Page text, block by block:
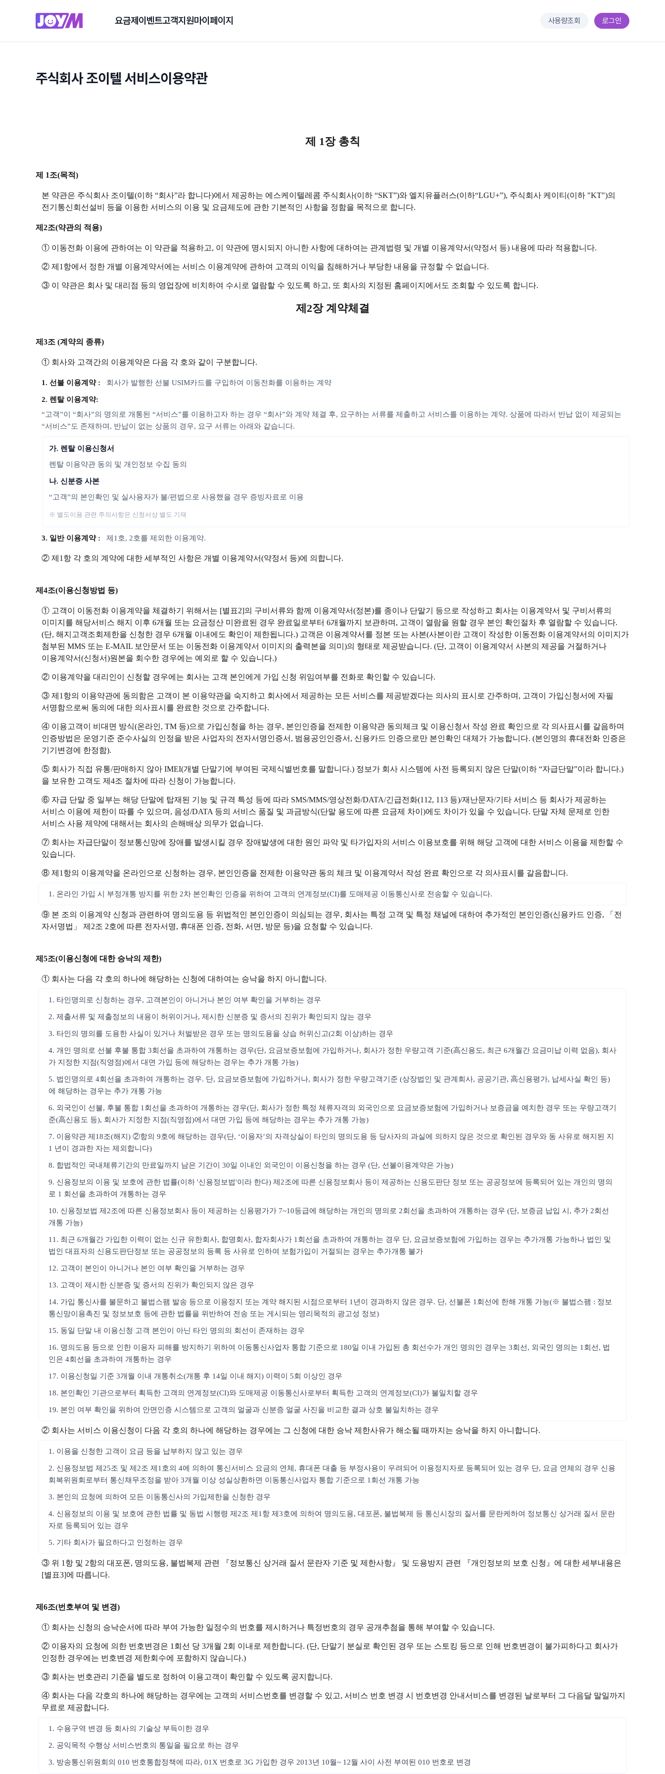
요금제 이벤트고객지원마이페이지 사용량조회 로그인
주식회사 조이텔 서비스이용약관
제 1장 총칙
제 1조(목적)
본 약관은 주식회사 조이텔(이하 “회사”라 합니다)에서 제공하는 에스케이텔레콤 주식회사(이하 “SKT”)와 엘지유플러스(이하“LGU+”), 주식회사 케이티(이하 "KT")의
전기통신회선설비 등을 이용한 서비스의 이용 및 요금제도에 관한 기본적인 사항을 정함을 목적으로 합니다.
제2조(약관의 적용)
① 이동전화 이용에 관하여는 이 약관을 적용하고, 이 약관에 명시되지 아니한 사항에 대하여는 관계법령 및 개별 이용계약서(약정서 등) 내용에 따라 적용합니다.
② 제1항에서 정한 개별 이용계약서에는 서비스 이용계약에 관하여 고객의 이익을 침해하거나 부당한 내용을 규정할 수 없습니다.
③ 이 약관은 회사 및 대리점 등의 영업장에 비치하여 수시로 열람할 수 있도록 하고, 또 회사의 지정된 홈페이지에서도 조회할 수 있도록 합니다.
제2장 계약체결
제3조 (계약의 종류)
① 회사와 고객간의 이용계약은 다음 각 호와 같이 구분합니다.
1. 선불 이용계약 : 회사가 발행한 선불 USIM카드를 구입하여 이동전화를 이용하는 계약
2. 렌탈 이용계약:
“고객”이 “회사”의 명의로 개통된 “서비스”를 이용하고자 하는 경우 “회사”와 계약 체결 후, 요구하는 서류를 제출하고 서비스를 이용하는 계약. 상품에 따라서 반납 없이 제공되는
“서비스”도 존재하며, 반납이 없는 상품의 경우, 요구 서류는 아래와 같습니다.
가. 렌탈 이용신청서
렌탈 이용약관 동의 및 개인정보 수집 동의
나. 신분증 사본
“고객”의 본인확인 및 실사용자가 불/편법으로 사용했을 경우 증빙자료로 이용
※ 별도이용 관련 주의사항은 신청서상 별도 기재
3. 일반 이용계약 : 제1호, 2호를 제외한 이용계약.
② 제1항 각 호의 계약에 대한 세부적인 사항은 개별 이용계약서(약정서 등)에 의합니다.
제4조(이용신청방법 등)
① 고객이 이동전화 이용계약을 체결하기 위해서는 [별표2]의 구비서류와 함께 이용계약서(정본)를 종이나 단말기 등으로 작성하고 회사는 이용계약서 및 구비서류의
이미지를 해당서비스 해지 이후 6개월 또는 요금정산 미완료된 경우 완료일로부터 6개월까지 보관하며, 고객이 열람을 원할 경우 본인 확인절차 후 열람할 수 있습니다.
(단, 해지고객조회제한을 신청한 경우 6개월 이내에도 확인이 제한됩니다.) 고객은 이용계약서를 정본 또는 사본(사본이란 고객이 작성한 이동전화 이용계약서의 이미지가
첨부된 MMS 또는 E-MAIL 보안문서 또는 이동전화 이용계약서 이미지의 출력본을 의미)의 형태로 제공받습니다. (단, 고객이 이용계약서 사본의 제공을 거절하거나
이용계약서(신청서)원본을 회수한 경우에는 예외로 할 수 있습니다.)
② 이용계약을 대리인이 신청할 경우에는 회사는 고객 본인에게 가입 신청 위임여부를 전화로 확인할 수 있습니다.
③ 제1항의 이용약관에 동의함은 고객이 본 이용약관을 숙지하고 회사에서 제공하는 모든 서비스를 제공받겠다는 의사의 표시로 간주하며, 고객이 가입신청서에 자필
서명함으로써 동의에 대한 의사표시를 완료한 것으로 간주합니다.
④ 이용고객이 비대면 방식(온라인, TM 등)으로 가입신청을 하는 경우, 본인인증을 전제한 이용약관 동의체크 및 이용신청서 작성 완료 확인으로 각 의사표시를 갈음하며
인증방법은 운영기준 준수사실의 인정을 받은 사업자의 전자서명인증서, 범용공인인증서, 신용카드 인증으로만 본인확인 대체가 가능합니다. (본인명의 휴대전화 인증은
기기변경에 한정함).
⑤ 회사가 직접 유통/판매하지 않아 IMEI(개별 단말기에 부여된 국제식별번호를 말합니다.) 정보가 회사 시스템에 사전 등록되지 않은 단말(이하 “자급단말”이라 합니다.)
을 보유한 고객도 제4조 절차에 따라 신청이 가능합니다.
⑥ 자급 단말 중 일부는 해당 단말에 탑재된 기능 및 규격 특성 등에 따라 SMS/MMS/영상전화/DATA/긴급전화(112, 113 등)/재난문자/기타 서비스 등 회사가 제공하는
서비스 이용에 제한이 따를 수 있으며, 음성/DATA 등의 서비스 품질 및 과금방식(단말 용도에 따른 요금제 차이)에도 차이가 있을 수 있습니다. 단말 자체 문제로 인한
서비스 사용 제약에 대해서는 회사의 손해배상 의무가 없습니다.
⑦ 회사는 자급단말이 정보통신망에 장애를 발생시킬 경우 장애발생에 대한 원인 파악 및 타가입자의 서비스 이용보호를 위해 해당 고객에 대한 서비스 이용을 제한할 수
있습니다.
⑧ 제1항의 이용계약을 온라인으로 신청하는 경우, 본인인증을 전제한 이용약관 동의 체크 및 이용계약서 작성 완료 확인으로 각 의사표시를 갈음합니다.
1. 온라인 가입 시 부정개통 방지를 위한 2차 본인확인 인증을 위하여 고객의 연계정보(CI)를 도매제공 이동통신사로 전송할 수 있습니다.
⑨ 본 조의 이용계약 신청과 관련하여 명의도용 등 위법적인 본인인증이 의심되는 경우, 회사는 특정 고객 및 특정 채널에 대하여 추가적인 본인인증(신용카드 인증, 「전
자서명법」 제2조 2호에 따른 전자서명, 휴대폰 인증, 전화, 서면, 방문 등)을 요청할 수 있습니다.
제5조(이용신청에 대한 승낙의 제한)
① 회사는 다음 각 호의 하나에 해당하는 신청에 대하여는 승낙을 하지 아니합니다.
1. 타인명의로 신청하는 경우, 고객본인이 아니거나 본인 여부 확인을 거부하는 경우
2. 제출서류 및 제출정보의 내용이 허위이거나, 제시한 신분증 및 증서의 진위가 확인되지 않는 경우
3. 타인의 명의를 도용한 사실이 있거나 처벌받은 경우 또는 명의도용을 상습 허위신고(2회 이상)하는 경우
4. 개인 명의로 선불 후불 통합 3회선을 초과하여 개통하는 경우(단, 요금보증보험에 가입하거나, 회사가 정한 우량고객 기준(高신용도, 최근 6개월간 요금미납 이력 없음), 회사
가 지정한 지점(직영점)에서 대면 가입 등에 해당하는 경우는 추가 개통 가능)
5. 법인명의로 4회선을 초과하여 개통하는 경우. 단, 요금보증보험에 가입하거나, 회사가 정한 우량고객기준 (상장법인 및 관계회사, 공공기관, 高신용평가, 납세사실 확인 등)
에 해당하는 경우는 추가 개통 가능
6. 외국인이 선불, 후불 통합 1회선을 초과하여 개통하는 경우(단, 회사가 정한 특정 체류자격의 외국인으로 요금보증보험에 가입하거나 보증금을 예치한 경우 또는 우량고객기
준(高신용도 등), 회사가 지정한 지점(직영점)에서 대면 가입 등에 해당하는 경우는 추가 개통 가능)
7. 이용약관 제18조(해지) ②항의 9호에 해당하는 경우(단, ‘이용자’의 자격상실이 타인의 명의도용 등 당사자의 과실에 의하지 않은 것으로 확인된 경우와 동 사유로 해지된 지
1 년이 경과한 자는 제외합니다)
8. 합법적인 국내체류기간의 만료일까지 남은 기간이 30일 이내인 외국인이 이용신청을 하는 경우 (단, 선불이용계약은 가능)
9. 신용정보의 이용 및 보호에 관한 법률(이하 '신용정보법'이라 한다) 제2조에 따른 신용정보회사 등이 제공하는 신용도판단 정보 또는 공공정보에 등록되어 있는 개인의 명의
로 1 회선을 초과하여 개통하는 경우
10. 신용정보법 제2조에 따른 신용정보회사 등이 제공하는 신용평가가 7~10등급에 해당하는 개인의 명의로 2회선을 초과하여 개통하는 경우 (단, 보증금 납입 시, 추가 2회선
개통 가능)
11. 최근 6개월간 가입한 이력이 없는 신규 유한회사, 합명회사, 합자회사가 1회선을 초과하여 개통하는 경우 단, 요금보증보험에 가입하는 경우는 추가개통 가능하나 법인 및
법인 대표자의 신용도판단정보 또는 공공정보의 등록 등 사유로 인하여 보험가입이 거절되는 경우는 추가개통 불가
12. 고객이 본인이 아니거나 본인 여부 확인을 거부하는 경우
13. 고객이 제시한 신분증 및 증서의 진위가 확인되지 않은 경우
14. 가입 통신사를 불문하고 불법스팸 발송 등으로 이용정지 또는 계약 해지된 시점으로부터 1년이 경과하지 않은 경우. 단, 선불폰 1회선에 한해 개통 가능(※ 불법스팸 : 정보
통신망이용촉진 및 정보보호 등에 관한 법률을 위반하여 전송 또는 게시되는 영리목적의 광고성 정보)
15. 동일 단말 내 이용신청 고객 본인이 아닌 타인 명의의 회선이 존재하는 경우
16. 명의도용 등으로 인한 이용자 피해를 방지하기 위하여 이동통신사업자 통합 기준으로 180일 이내 가입된 총 회선수가 개인 명의인 경우는 3회선, 외국인 명의는 1회선, 법
인은 4회선을 초과하여 개통하는 경우
17. 이용신청일 기준 3개월 이내 개통취소(개통 후 14일 이내 해지) 이력이 5회 이상인 경우
18. 본인확인 기관으로부터 획득한 고객의 연계정보(CI)와 도매제공 이동통신사로부터 획득한 고객의 연계정보(CI)가 불일치할 경우
19. 본인 여부 확인을 위하여 안면인증 시스템으로 고객의 얼굴과 신분증 얼굴 사진을 비교한 결과 상호 불일치하는 경우
② 회사는 서비스 이용신청이 다음 각 호의 하나에 해당하는 경우에는 그 신청에 대한 승낙 제한사유가 해소될 때까지는 승낙을 하지 아니합니다.
1. 이용을 신청한 고객이 요금 등을 납부하지 않고 있는 경우
2. 신용정보법 제25조 및 제2조 제1호의 4에 의하여 통신서비스 요금의 연체, 휴대폰 대출 등 부정사용이 우려되어 이용정지자로 등록되어 있는 경우 단, 요금 연체의 경우 신용
회복위원회로부터 통신채무조정을 받아 3개월 이상 성실상환하면 이동통신사업자 통합 기준으로 1회선 개통 가능
3. 본인의 요청에 의하여 모든 이동통신사의 가입제한을 신청한 경우
4. 신용정보의 이용 및 보호에 관한 법률 및 동법 시행령 제2조 제1항 제3호에 의하여 명의도용, 대포폰, 불법복제 등 통신시장의 질서를 문란케하여 정보통신 상거래 질서 문란
자로 등록되어 있는 경우
5. 기타 회사가 필요하다고 인정하는 경우
③ 위 1항 및 2항의 대포폰, 명의도용, 불법복제 관련 『정보통신 상거래 질서 문란자 기준 및 제한사항』 및 도용방지 관련 『개인정보의 보호 신청』에 대한 세부내용은
[별표3]에 따릅니다.
제6조(번호부여 및 변경)
① 회사는 신청의 승낙순서에 따라 부여 가능한 일정수의 번호를 제시하거나 특정번호의 경우 공개추첨을 통해 부여할 수 있습니다.
② 이용자의 요청에 의한 번호변경은 1회선 당 3개월 2회 이내로 제한합니다. (단, 단말기 분실로 확인된 경우 또는 스토킹 등으로 인해 번호변경이 불가피하다고 회사가
인정한 경우에는 번호변경 제한회수에 포함하지 않습니다.)
③ 회사는 번호관리 기준을 별도로 정하여 이용고객이 확인할 수 있도록 공지합니다.
④ 회사는 다음 각호의 하나에 해당하는 경우에는 고객의 서비스번호를 변경할 수 있고, 서비스 번호 변경 시 번호변경 안내서비스를 변경된 날로부터 그 다음달 말일까지
무료로 제공합니다.
1. 수용구역 변경 등 회사의 기술상 부득이한 경우
2. 공익목적 수행상 서비스번호의 통일을 필요로 하는 경우
3. 방송통신위원회의 010 번호통합정책에 따라, 01X 번호로 3G 가입한 경우 2013년 10월~ 12월 사이 사전 부여된 010 번호로 변경